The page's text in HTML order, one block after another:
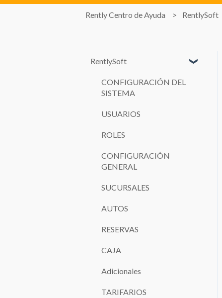
Rently Centro de Ayuda RentlySoft
RentlySoft
CONFIGURACIÓN DEL
SISTEMA
USUARIOS
ROLES
CONFIGURACIÓN
GENERAL
SUCURSALES
AUTOS
RESERVAS
CAJA
Adicionales
TARIFARIOS